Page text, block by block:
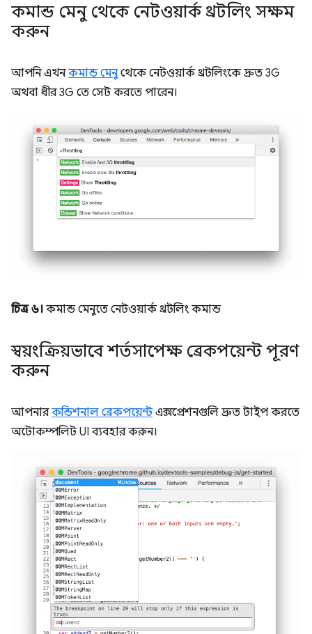
কমান্ড মেনু থেকে নেটওয়ার্ক থ্রটলিং সক্ষম
করুন
আপনি এখনকমান্ড মেনুথেকে নেটওয়ার্ক থ্রটলিংকে দ্রুত 3G
অথবা ধীর 3G তে সেট করতে পারেন।
চিত্র ৬। কমান্ড মেনুতে নেটওয়ার্ক থ্রটলিং কমান্ড
স্বয়ংক্রিয়ভাবে শর্তসাপেক্ষ ব্রেকপয়েন্ট পূরণ
করুন
আপনারকন্ডিশনাল ব্রেকপয়েন্টএক্সপ্রেশনগুলি দ্রুত টাইপ করতে
অটোকম্পলিট UI ব্যবহার করুন।